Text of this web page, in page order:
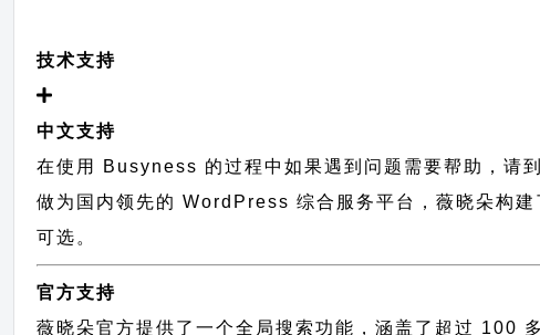
技术支持
中文支持
在使用 Busyness 的过程中如果遇到问题需要帮助，请
做为国内领先的 WordPress 综合服务平台，薇晓朵构
可选。
官方支持
薇晓朵官方提供了一个全局搜索功能，涵盖了超过 100